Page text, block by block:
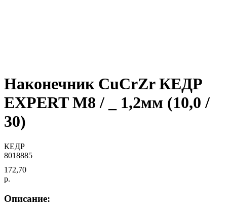
Наконечник CuCrZr КЕДР
EXPERT M8 / _ 1,2мм (10,0 /
30)
КЕДР
8018885
172,70
р.
Описание: